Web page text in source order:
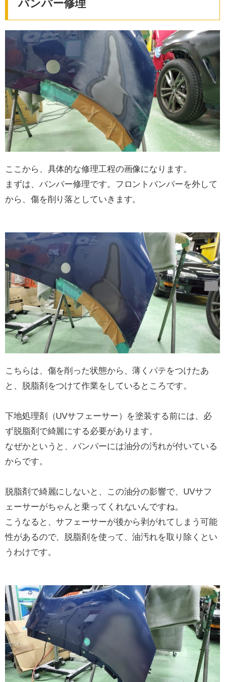
バンパー修理
ここから、具体的な修理工程の画像になります。
まずは、バンパー修理です。フロントバンパーを外して
から、傷を削り落としていきます。
こちらは、傷を削った状態から、薄くパテをつけたあ
と、脱脂剤をつけて作業をしているところです。
下地処理剤（UVサフェーサー）を塗装する前には、必
ず脱脂剤で綺麗にする必要があります。
なぜかというと、バンパーには油分の汚れが付いている
からです。
脱脂剤で綺麗にしないと、この油分の影響で、UVサフ
ェーサーがちゃんと乗ってくれないんですね。
こうなると、サフェーサーが後から剥がれてしまう可能
性があるので、脱脂剤を使って、油汚れを取り除くとい
うわけです。